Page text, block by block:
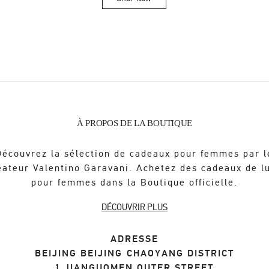
Link Opens in New Tab
À PROPOS DE LA BOUTIQUE
la sélection de cadeaux pour femmes par
Valentino Garavani. Achetez des cadeaux de
pour femmes dans la Boutique officielle.
DÉCOUVRIR PLUS
ADRESSE
BEIJING BEIJING CHAOYANG DISTRICT